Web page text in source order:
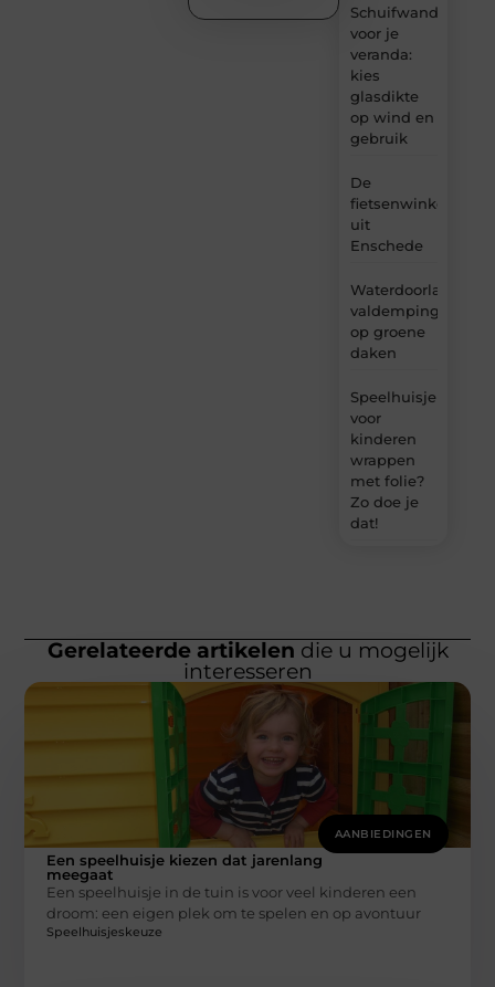
Schuifwand
voor je
veranda:
kies
glasdikte
op wind en
gebruik
De
fietsenwinkel
uit
Enschede
Waterdoorlatende
valdemping
op groene
daken
Speelhuisje
voor
kinderen
wrappen
met folie?
Zo doe je
dat!
Gerelateerde artikelen die u mogelijk
interesseren
AANBIEDINGEN
Een speelhuisje kiezen dat jarenlang
meegaat
Een speelhuisje in de tuin is voor veel kinderen een
droom: een eigen plek om te spelen en op avontuur
Speelhuisjeskeuze